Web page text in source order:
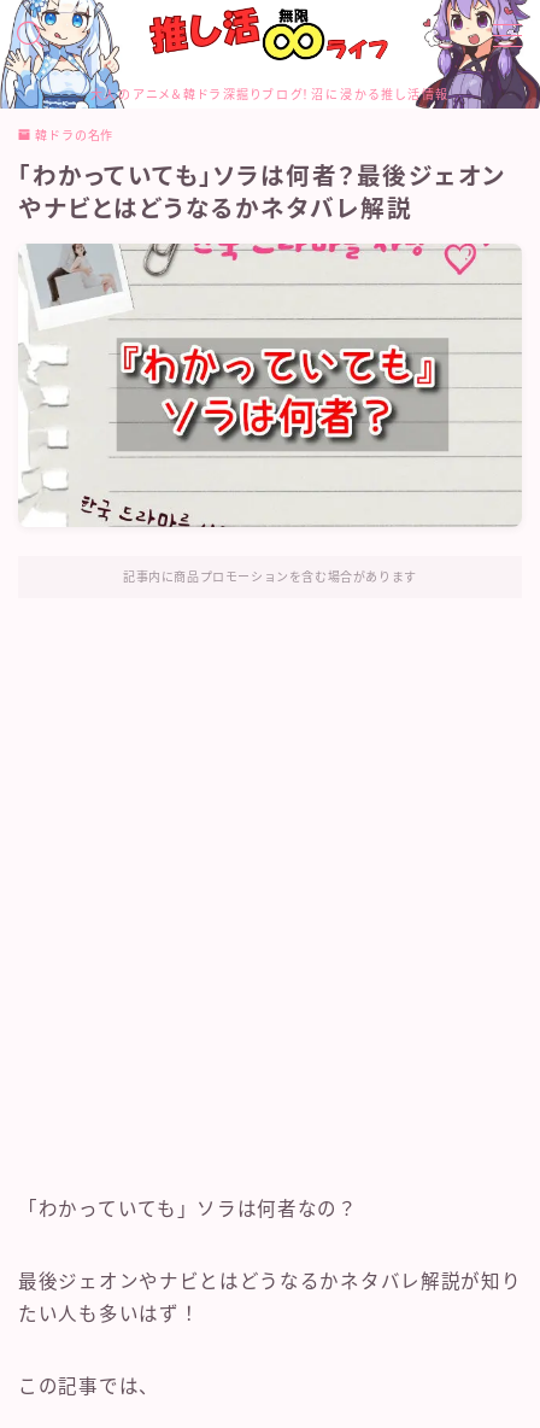
大人のアニメ＆韓ドラ深掘りブログ！沼に浸かる推し活情報
MENU
カテゴリー
サイトマップ
トップページ
プロフィール
メディアコンテンツポリシー
運営者情報
韓ドラの名作
「わかっていても」ソラは何者？最後ジェオン
やナビとはどうなるかネタバレ解説
記事内に商品プロモーションを含む場合があります
「わかっていても」ソラは何者なの？
最後ジェオンやナビとはどうなるかネタバレ解説が知り
たい人も多いはず！
この記事では、